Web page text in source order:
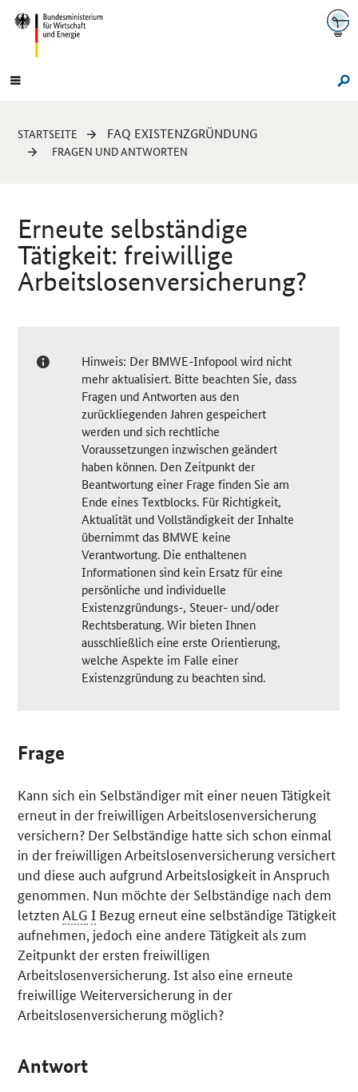
Navigation
Hauptmenü
Sie
sind
STARTSEITE FAQ EXISTENZGRÜNDUNG
FRAGEN UND ANTWORTEN
Erneute selbständige
Tätigkeit: freiwillige
Arbeitslosenversicherung?
Hinweis: Der BMWE-Infopool wird nicht
mehr aktualisiert. Bitte beachten Sie, dass
Fragen und Antworten aus den
zurückliegenden Jahren gespeichert
werden und sich rechtliche
Voraussetzungen inzwischen geändert
haben können. Den Zeitpunkt der
Beantwortung einer Frage finden Sie am
Ende eines Textblocks. Für Richtigkeit,
Aktualität und Vollständigkeit der Inhalte
übernimmt das BMWE keine
Verantwortung. Die enthaltenen
Informationen sind kein Ersatz für eine
persönliche und individuelle
Existenzgründungs-, Steuer- und/oder
Rechtsberatung. Wir bieten Ihnen
ausschließlich eine erste Orientierung,
welche Aspekte im Falle einer
Existenzgründung zu beachten sind.
Frage
Kann sich ein Selbständiger mit einer neuen Tätigkeit
erneut in der freiwilligen Arbeitslosenversicherung
versichern? Der Selbständige hatte sich schon einmal
in der freiwilligen Arbeitslosenversicherung versichert
und diese auch aufgrund Arbeitslosigkeit in Anspruch
genommen. Nun möchte der Selbständige nach dem
letztenALG I Bezug erneut eine selbständige Tätigkeit
aufnehmen, jedoch eine andere Tätigkeit als zum
Zeitpunkt der ersten freiwilligen
Arbeitslosenversicherung. Ist also eine erneute
freiwillige Weiterversicherung in der
Arbeitslosenversicherung möglich?
Antwort